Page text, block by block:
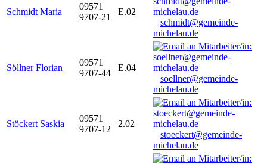
Schmidt Maria
09571
9707-21
E.02
schmidt@gemeinde-
michelau.de
Söllner Florian
09571
9707-44
E.04
soellner@gemeinde-
michelau.de
Stöckert Saskia
09571
9707-12
2.02
stoeckert@gemeinde-
michelau.de